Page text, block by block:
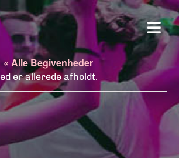
« Alle Begivenheder
er allerede afholdt.